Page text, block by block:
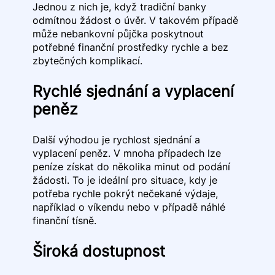
Jednou z nich je, když tradiční banky
odmítnou žádost o úvěr. V takovém případě
může nebankovní půjčka poskytnout
potřebné finanční prostředky rychle a bez
zbytečných komplikací.
Rychlé sjednání a vyplacení
peněz
Další výhodou je rychlost sjednání a
vyplacení peněz. V mnoha případech lze
peníze získat do několika minut od podání
žádosti. To je ideální pro situace, kdy je
potřeba rychle pokrýt nečekané výdaje,
například o víkendu nebo v případě náhlé
finanční tísně.
Široká dostupnost